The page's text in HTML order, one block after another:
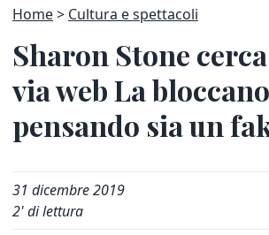
Home Cultura e spettacoli
Sharon Stone
via web La
pensando sia un
31 dicembre 2019
2' di lettura